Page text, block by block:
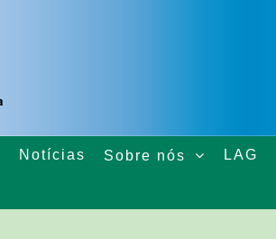
Notícias Sobre nós LAG